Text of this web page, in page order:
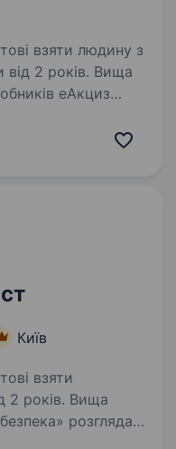
взяти людину з
від 2 років. Вища
та з
Київ
взяти
2 років. Вища